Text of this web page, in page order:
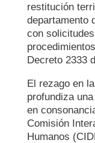
restitución
departamento
con
Decreto 2333
El rezago en
profundiza
en
Comisión
Humanos